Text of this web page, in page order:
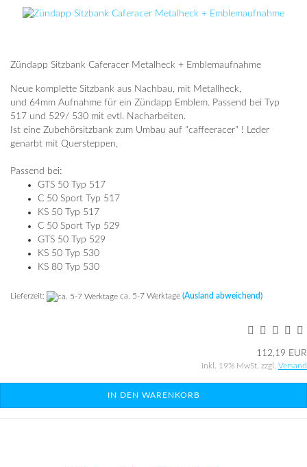
Zündapp Sitzbank Caferacer Metalheck + Emblemaufnahme
Neue komplette Sitzbank aus Nachbau, mit Metallheck,
und 64mm Aufnahme für ein Zündapp Emblem. Passend bei Typ
517 und 529/ 530 mit evtl. Nacharbeiten.
Ist eine Zubehörsitzbank zum Umbau auf "caffeeracer" ! Leder
genarbt mit Quersteppen,
Passend bei:
GTS 50 Typ 517
C 50 Sport Typ 517
KS 50 Typ 517
C 50 Sport Typ 529
GTS 50 Typ 529
KS 50 Typ 530
KS 80 Typ 530
Lieferzeit: ca. 5-7 Werktage (Ausland abweichend)
112,19 EUR
inkl. 19% MwSt. zzgl. Versand
IN DEN WARENKORB